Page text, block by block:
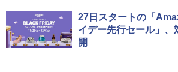
27日スタートの「
イデー先行セール」、
開